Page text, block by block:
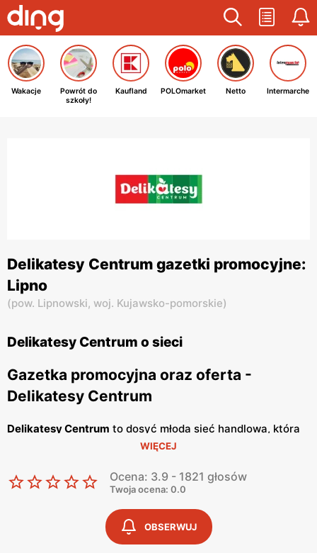
Wakacje
Powrót do
szkoły!
Kaufland POLOmarket Netto Intermarche
Delikatesy Centrum gazetki promocyjne:
Lipno
(pow. Lipnowski, woj. Kujawsko-pomorskie)
Delikatesy Centrum o sieci
Gazetka promocyjna oraz oferta -
Delikatesy Centrum
Delikatesy Centrum to dosyć młoda sieć handlowa, która
należy do Grupy Eurocash. Posiada ponad 1000 sklepów
nowe. Jej głównym celem jest oferowanie Tobie dobrej
cenach. Placówki handlowe znajdują się bardzo blisko
osiedli mieszkaniowych, tak abyś miał możliwość zrobienia
WIĘCEJ
Ocena: 3.9 - 1821 głosów
Twoja ocena: 0.0
OBSERWUJ